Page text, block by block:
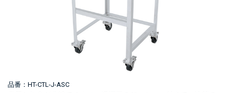
品番：HT-CTL-J-ASC